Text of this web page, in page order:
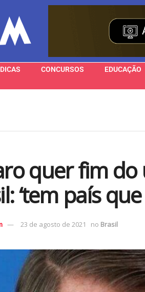
CONCURSOS EDUCAÇÃO
quer fim do
‘tem país
23 de agosto de 2021 no Brasil